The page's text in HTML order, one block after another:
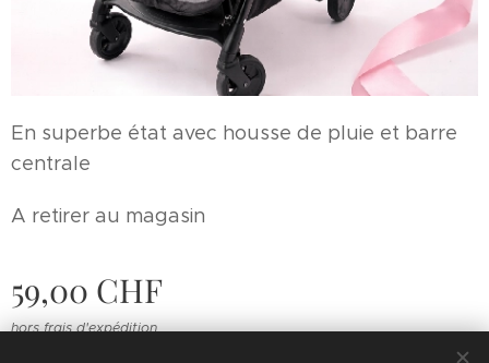
En superbe état avec housse de pluie et barre
centrale
A retirer au magasin
59,00 CHF
hors frais d'expédition